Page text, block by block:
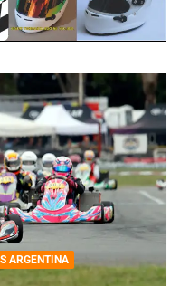
ARGENTINA